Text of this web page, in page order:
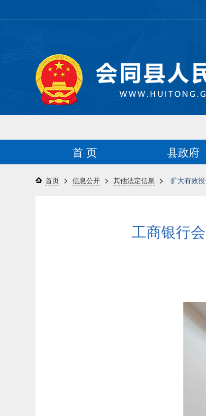
首 页 县政府
首页 > 信息公开 > 其他法定信息 > 扩大有效
工商银行